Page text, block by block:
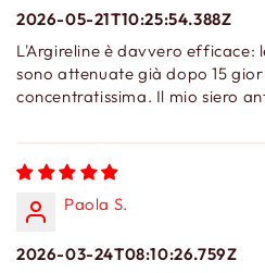
2026-05-21T10:25:54.388Z
L'Argireline è davvero efficace:
sono attenuate già dopo 15
concentratissima. Il mio siero
Paola S.
2026-03-24T08:10:26.759Z